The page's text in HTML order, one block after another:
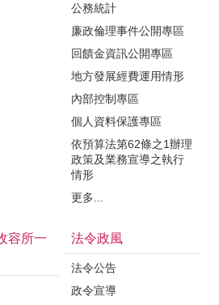
公務統計
廉政倫理事件公開專區
回饋金資訊公開專區
地方發展經費運用情形
內部控制專區
個人資料保護專區
依預算法第62條之1辦理
政策及業務宣導之執行
情形
更多...
容所一
法令政風
法令公告
政令宣導